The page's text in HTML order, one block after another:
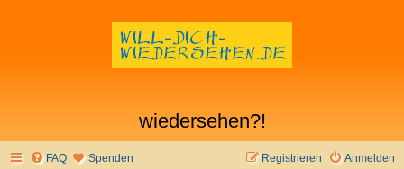
wiedersehen?!
FAQ Spenden Anmelden
Registrieren